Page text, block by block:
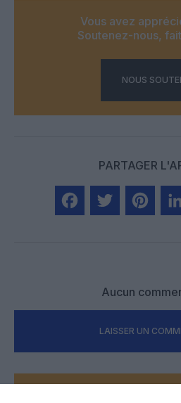
Vous avez
Soutenez-nous,
NOUS
PARTAGER
Aucun
LAISSER UN